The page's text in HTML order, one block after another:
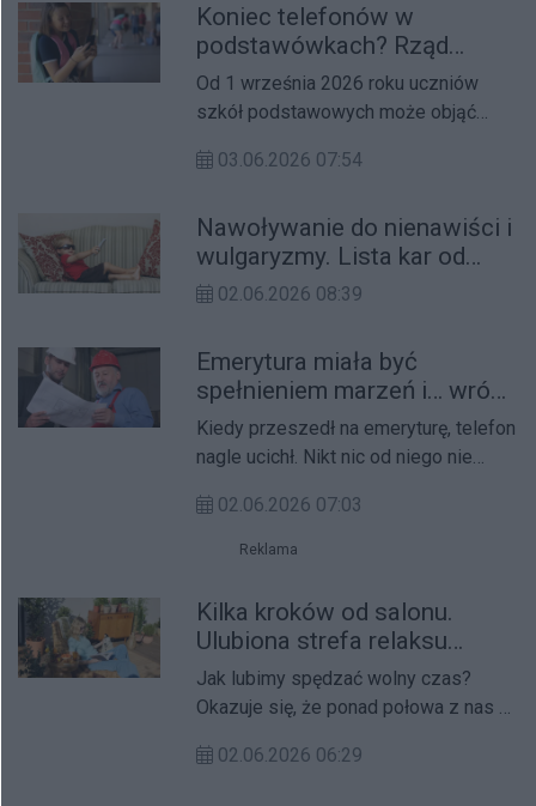
Koniec telefonów w
podstawówkach? Rząd
przyjął projekt
Od 1 września 2026 roku uczniów
szkół podstawowych może objąć
telefonów na terenie szkoły. Projekt
03.06.2026 07:54
Nawoływanie do nienawiści i
wulgaryzmy. Lista kar od
KRRiT?
02.06.2026 08:39
Emerytura miała być
spełnieniem marzeń i… wrócił
do pracy
Kiedy przeszedł na emeryturę, telefon
nagle ucichł. Nikt nic od niego nie
wolnym. I… wytrzymał tak kilka
tygodni.
02.06.2026 07:03
Reklama
Kilka kroków od salonu.
Ulubiona strefa relaksu
Polaków
Jak lubimy spędzać wolny czas?
Okazuje się, że ponad połowa z nas w
balkonie, tarasie lub w ogrodzie, niż
02.06.2026 06:29